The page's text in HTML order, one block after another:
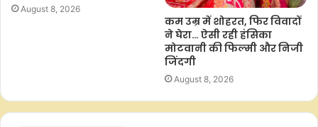
August 8, 2026
कम उम्र में शोहरत, फिर विवादों
ने घेरा… ऐसी रही हंसिका
मोटवानी की फिल्मी और निजी
जिंदगी
August 8, 2026